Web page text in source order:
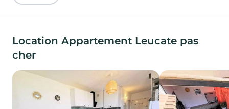
Location Appartement Leucate pas
cher